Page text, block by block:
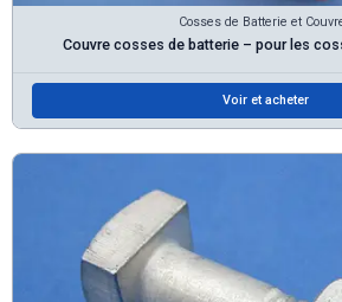
Cosses de Batterie et
Couvre cosses de batterie – pour les
Voir et acheter